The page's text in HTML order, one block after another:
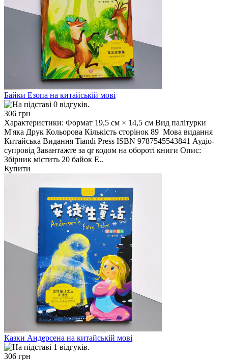
Байки Езопа на китайській мові
306 грн
Характеристики: Формат 19,5 см × 14,5 см Вид палітурки
М'яка Друк Кольорова Кількість сторінок 89 Мова видання
Китайська Видання Tiandi Press ISBN 9787545543841 Аудіо-
супровід Завантажте за qr кодом на обороті книги Опис:
Збірник містить 20 байок Е..
Купити
Казки Андерсена на китайській мові
306 грн